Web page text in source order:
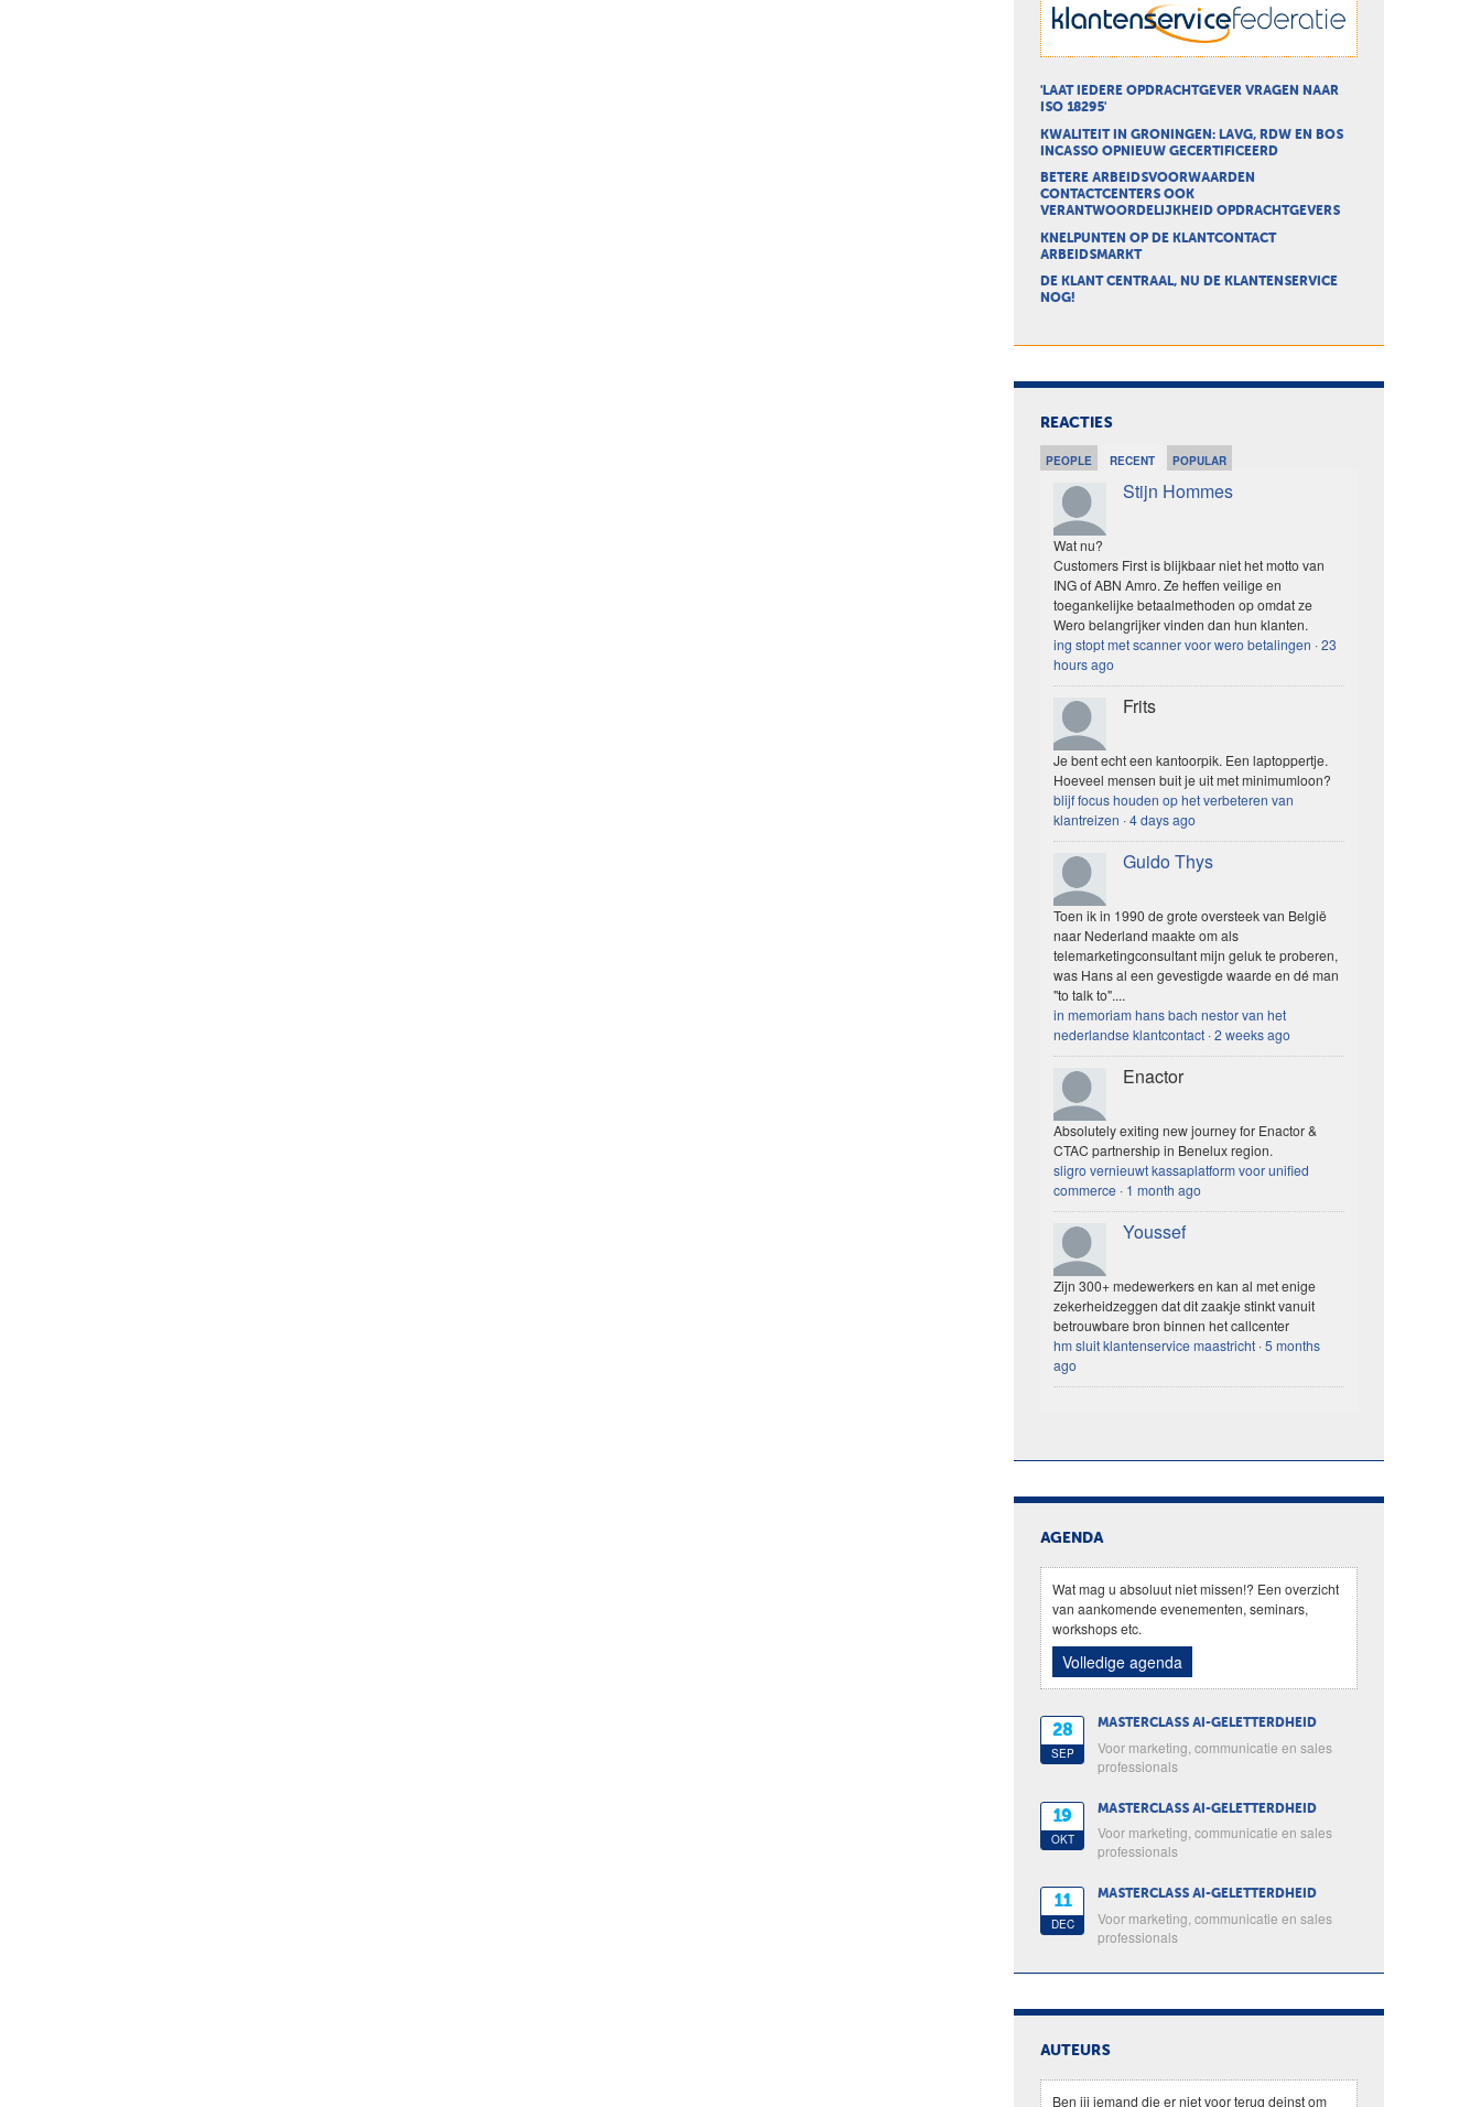
'LAAT IEDERE OPDRACHTGEVER VRAGEN NAAR
ISO 18295'
KWALITEIT IN GRONINGEN: LAVG, RDW EN BOS
INCASSO OPNIEUW GECERTIFICEERD
BETERE ARBEIDSVOORWAARDEN
CONTACTCENTERS OOK
VERANTWOORDELIJKHEID OPDRACHTGEVERS
KNELPUNTEN OP DE KLANTCONTACT
ARBEIDSMARKT
DE KLANT CENTRAAL, NU DE KLANTENSERVICE
NOG!
REACTIES
PEOPLE RECENT POPULAR
Stijn Hommes
Wat nu?
Customers First is blijkbaar niet het motto van
ING of ABN Amro. Ze heffen veilige en
toegankelijke betaalmethoden op omdat ze
Wero belangrijker vinden dan hun klanten.
ing stopt met scanner voor wero betalingen ·23
hours ago
Frits
Je bent echt een kantoorpik. Een laptoppertje.
Hoeveel mensen buit je uit met minimumloon?
blijf focus houden op het verbeteren van
klantreizen ·4 days ago
Guido Thys
Toen ik in 1990 de grote oversteek van België
naar Nederland maakte om als
telemarketingconsultant mijn geluk te proberen,
was Hans al een gevestigde waarde en dé man
"to talk to"....
in memoriam hans bach nestor van het
nederlandse klantcontact ·2 weeks ago
Enactor
Absolutely exiting new journey for Enactor &
CTAC partnership in Benelux region.
sligro vernieuwt kassaplatform voor unified
commerce · 1 month ago
Youssef
Zijn 300+ medewerkers en kan al met enige
zekerheidzeggen dat dit zaakje stinkt vanuit
betrouwbare bron binnen het callcenter
hm sluit klantenservice maastricht ·5 months
ago
AGENDA
Wat mag u absoluut niet missen!? Een overzicht
van aankomende evenementen, seminars,
workshops etc.
Volledige agenda
28
SEP
MASTERCLASS AI-GELETTERDHEID
Voor marketing, communicatie en sales
professionals
19
OKT
MASTERCLASS AI-GELETTERDHEID
Voor marketing, communicatie en sales
professionals
11
DEC
MASTERCLASS AI-GELETTERDHEID
Voor marketing, communicatie en sales
professionals
AUTEURS
Ben jij iemand die er niet voor terug deinst om